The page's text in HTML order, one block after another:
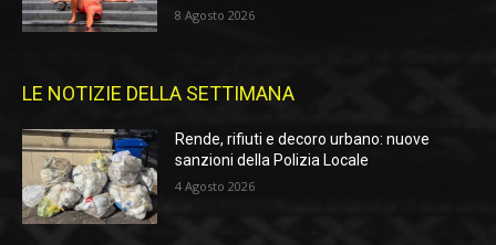
8 Agosto 2026
LE NOTIZIE DELLA SETTIMANA
Rende, rifiuti e decoro urbano: nuove
sanzioni della Polizia Locale
4 Agosto 2026